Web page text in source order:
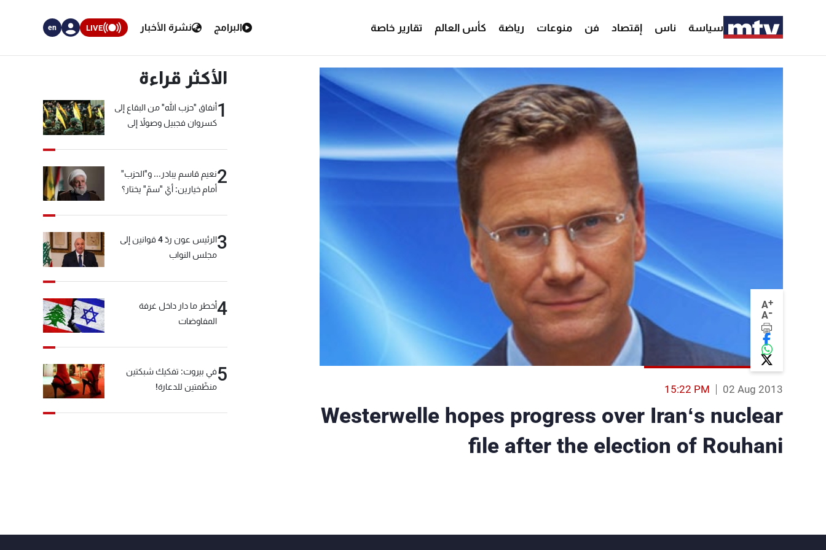
سياسة ناس إقتصاد فن منوعات رياضة كأس العالم تقارير خاصة البرامج نشرة الأخبار LIVE
en
A+
A-
02 Aug 2013
15:22 PM
Westerwelle hopes progress over Iran‘s nuclear
file after the election of Rouhani
الأكثر قراءة
1أنفاق "حزب الله" من البقاع إلى
كسروان فجبيل وصولاً إلى
2نعيم قاسم يبادر... و"الحزب"
أمام خيارين: أيّ "سمّ" يختار؟
3
الرئيس عون ردّ 4 قوانين إلى
مجلس النواب
4أخطر ما دار داخل غرفة
المفاوضات
5في بيروت: تفكيك شبكتين
منظّمتين للدعارة!